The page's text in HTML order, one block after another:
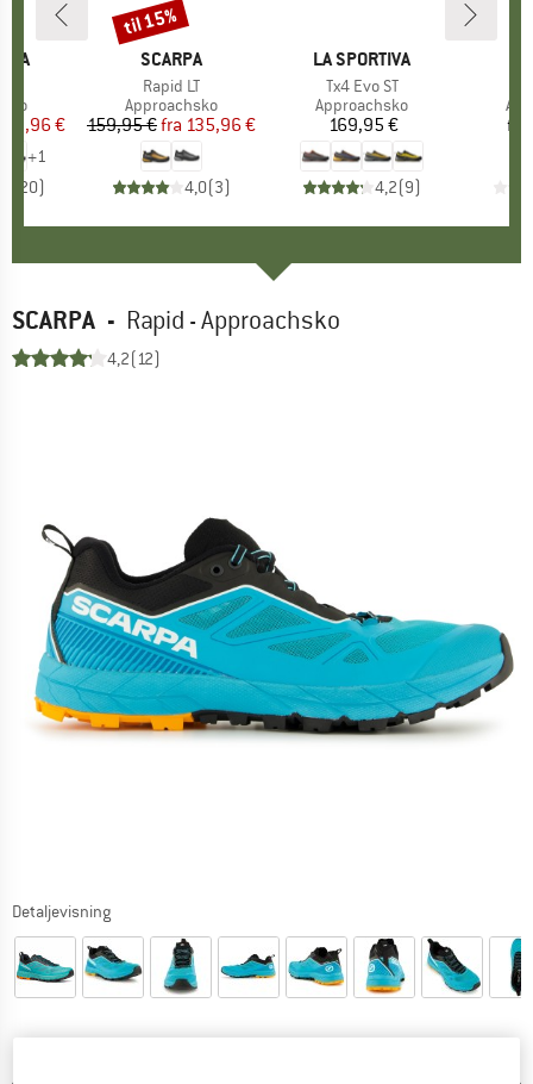
pris
€
+1
20)
MÆRKE
SCARPA
Artikel
Rapid LT
Produktgruppe
Approachsko
Pris
159,95 € Nedsat pris
fra 135,96 €
4,0(3)
Rabat
til 15%
MÆRKE
LA SPORTIVA
Artikel
Tx4 Evo ST
Produktgruppe
Approachsko
Pris
169,95 €
4,2(9)
fra
SCARPA - Rapid - Approachsko
4,2(12)
Detaljevisning